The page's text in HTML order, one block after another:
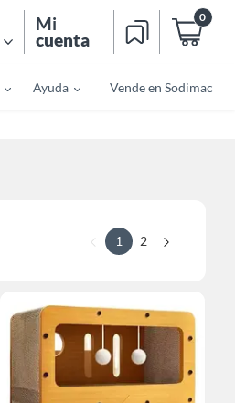
Mi
cuenta
0
Ayuda Vende en Sodimac
1 2